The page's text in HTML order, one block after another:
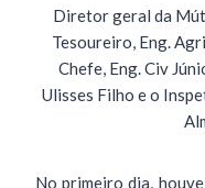
Diretor geral da
Tesoureiro, Eng.
Chefe, Eng. Civ
Ulisses Filho e o
No primeiro dia,